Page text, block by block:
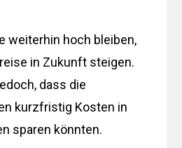
weiterhin hoch bleiben,
in Zukunft steigen.
dass die
kurzfristig Kosten in
sparen könnten.